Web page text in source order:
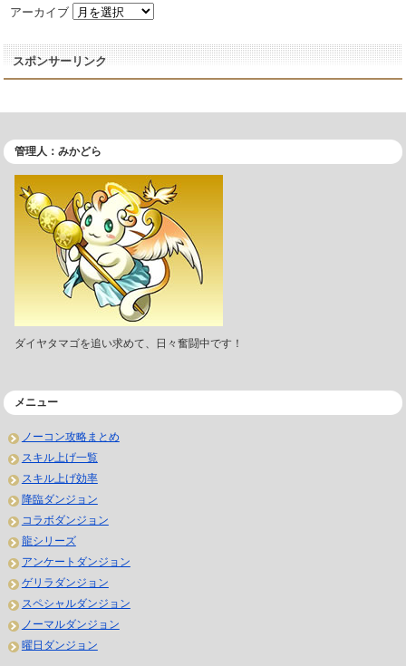
アーカイブ
スポンサーリンク
管理人：みかどら
ダイヤタマゴを追い求めて、日々奮闘中です！
メニュー
ノーコン攻略まとめ
スキル上げ一覧
スキル上げ効率
降臨ダンジョン
コラボダンジョン
龍シリーズ
アンケートダンジョン
ゲリラダンジョン
スペシャルダンジョン
ノーマルダンジョン
曜日ダンジョン